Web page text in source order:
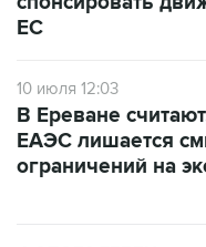
ЕАЭС лишается
ограничений на